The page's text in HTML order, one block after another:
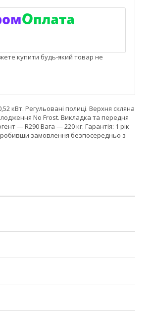
купити будь-який товар не
кВт. Регульовані полиці. Верхня скляна
No Frost. Викладка та передня
— R290 Вага — 220 кг. Гарантія: 1 рік
замовлення безпосередньо з